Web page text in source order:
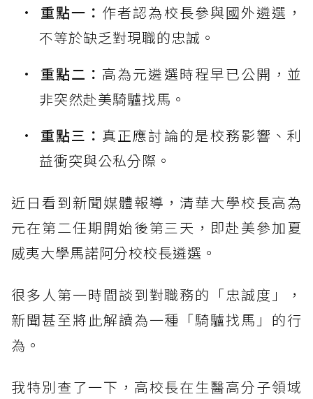
重點一： 作者認為校長參與國外遴選，
不等於缺乏對現職的忠誠。
重點二： 高為元遴選時程早已公開，並
非突然赴美騎驢找馬。
重點三： 真正應討論的是校務影響、利
益衝突與公私分際。
近日看到新聞媒體報導，清華大學校長高為
元在第二任期開始後第三天，即赴美參加夏
威夷大學馬諾阿分校校長遴選。
很多人第一時間談到對職務的「忠誠度」，
新聞甚至將此解讀為一種「騎驢找馬」的行
為。
我特別查了一下，高校長在生醫高分子領域